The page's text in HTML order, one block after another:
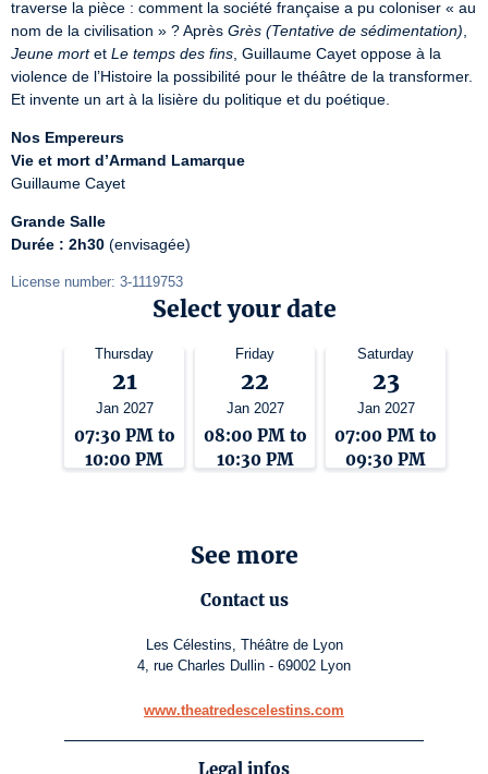
traverse la pièce : comment la société française a pu coloniser « au
nom de la civilisation » ? Après Grès (Tentative de sédimentation)
Jeune mort et Le temps des fins , Guillaume Cayet oppose à la
violence de l’Histoire la possibilité pour le théâtre de la transformer.
Et invente un art à la lisière du politique et du poétique.
Nos Empereurs
Vie et mort d’Armand Lamarque
Guillaume Cayet
Grande Salle
Durée : 2h30 (envisagée)
License number: 3-1119753
Select your date
Thursday
21
Jan 2027
07:30 PM to
10:00 PM
Friday
22
Jan 2027
08:00 PM to
10:30 PM
Saturday
23
Jan 2027
07:00 PM to
09:30 PM
See more
Contact us
Les Célestins, Théâtre de Lyon
4, rue Charles Dullin - 69002 Lyon
www.theatredescelestins.com
Legal infos